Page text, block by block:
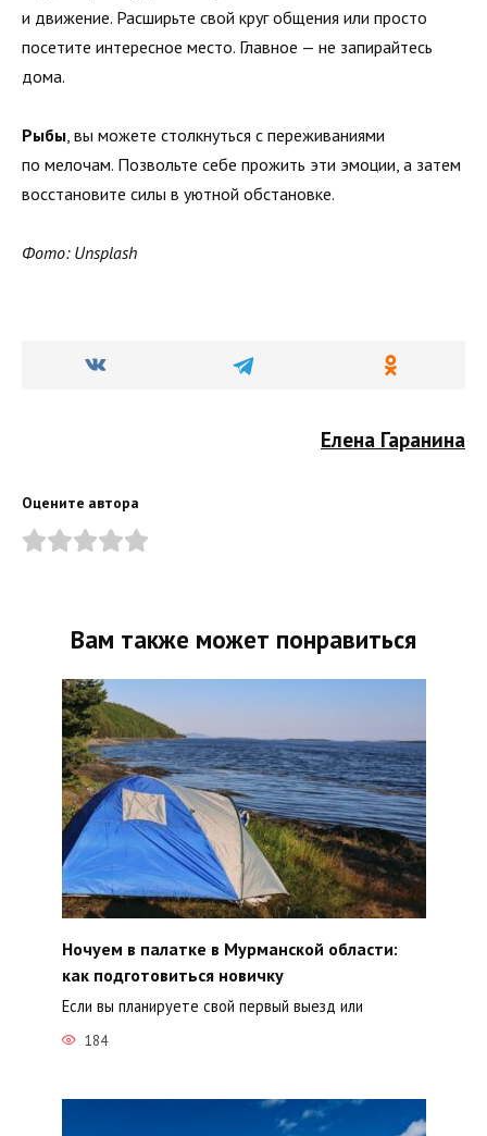
и движение. Расширьте свой круг общения или просто
посетите интересное место. Главное — не запирайтесь
дома.
Рыбы , вы можете столкнуться с переживаниями
по мелочам. Позвольте себе прожить эти эмоции, а затем
восстановите силы в уютной обстановке.
Фото: Unsplash
Елена Гаранина
Оцените автора
Вам также может понравиться
Ночуем в палатке в Мурманской области:
как подготовиться новичку
Если вы планируете свой первый выезд или
184